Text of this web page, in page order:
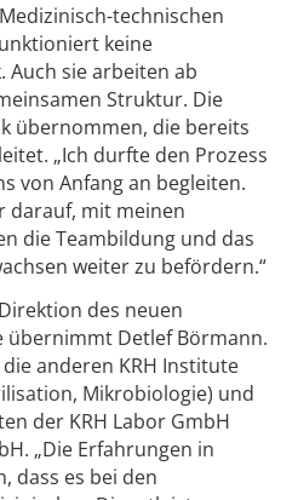
technischen
keine
Auch sie arbeiten ab
Struktur. Die
übernommen, die bereits
„Ich durfte den Prozess
von Anfang an begleiten.
darauf, mit meinen
die Teambildung und das
weiter zu befördern.“
des neuen
übernimmt Detlef Börmann.
anderen KRH Institute
Mikrobiologie) und
der KRH Labor GmbH
„Die Erfahrungen in
dass es bei den